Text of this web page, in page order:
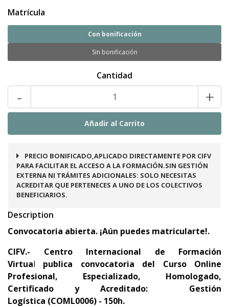
Matrícula
Con bonificación
Sin bonificación
Cantidad
- +
PRECIO BONIFICADO,APLICADO DIRECTAMENTE POR CIFV
PARA FACILITAR EL ACCESO A LA FORMACIÓN.SIN GESTIÓN
EXTERNA NI TRÁMITES ADICIONALES: SOLO NECESITAS
ACREDITAR QUE PERTENECES A UNO DE LOS COLECTIVOS
BENEFICIARIOS.
Description
Convocatoria abierta. ¡Aún puedes matricularte!.
CIFV.- Centro Internacional de Formación
Virtual publica convocatoria del
Curso Online
Profesional, Especializado, Homologado,
Certificado y Acreditado:
Gestión
Logística (COML0006) - 150h.